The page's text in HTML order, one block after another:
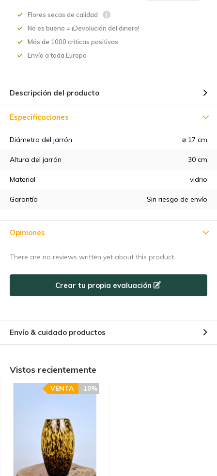
Flores secas de calidad
No es bueno = ¡Devolución del dinero!
Más de 1000 críticas positivas
Envío a toda Europa
Descripción del producto
Especificaciones
Diámetro del jarrón ⌀ 17 cm
Altura del jarrón 30 cm
Material vidrio
Garantía Sin riesgo de envío
Opiniones
There are no reviews written yet about this product.
Crear tu propia evaluación
Envío & cuidado productos
Vistos recientemente
-10%
VENTA
Suscríbete a nuestro boletín de noticias para estar al día de
Suscríbase a
Utilice el código de descuento rápidamente, ¡antes de que
caduque!